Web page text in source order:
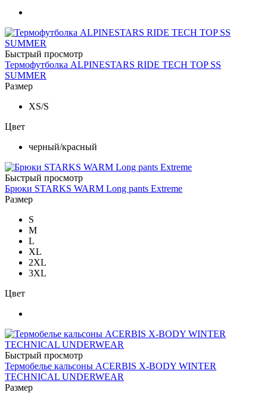
Быстрый просмотр
Термофутболка ALPINESTARS RIDE TECH TOP SS
SUMMER
Размер
XS/S
Цвет
черный/красный
Быстрый просмотр
Брюки STARKS WARM Long pants Extreme
Размер
S
M
L
XL
2XL
3XL
Цвет
Быстрый просмотр
Термобелье кальсоны ACERBIS X-BODY WINTER
TECHNICAL UNDERWEAR
Размер